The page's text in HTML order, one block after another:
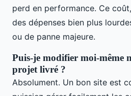
perd en performance. Ce
des dépenses bien plus
ou de panne majeure.
Puis-je modifier moi-même
projet livré ?
Absolument. Un bon site est